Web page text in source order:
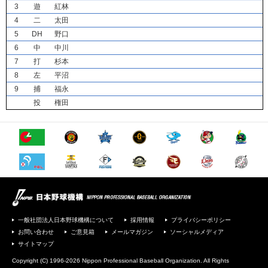
3
遊
紅林
4
二
太田
5
DH
野口
6
中
中川
7
打
杉本
8
左
平沼
9
捕
福永
投
権田
一般社団法人日本野球機構について 採用情報
プライバシーポリシー
お問い合わせ
ご意見箱 メールマガジン
ソーシャルメディア
サイトマップ
Copyright (C) 1996-2026 Nippon Professional Baseball Organization. All Rights